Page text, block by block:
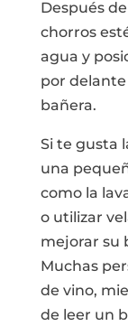
Después
chorros
agua y
por
bañera.
Si te gusta
una
como la
o utilizar
mejorar su
Muchas
de vino,
de leer un